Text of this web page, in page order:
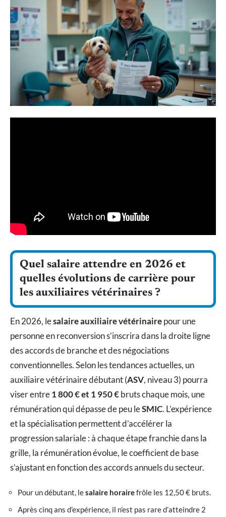
Quel salaire attendre en 2026 et
quelles évolutions de carrière pour
les auxiliaires vétérinaires ?
En 2026, lesalaire auxiliaire vétérinairepour une
personne en reconversion s’inscrira dans la droite ligne
des accords de branche et des négociations
conventionnelles. Selon les tendances actuelles, un
auxiliaire vétérinaire débutant (ASV, niveau 3) pourra
viser entre1 800 € et 1 950 €bruts chaque mois, une
rémunération qui dépasse de peu leSMIC. L’expérience
et la spécialisation permettent d’accélérer la
progression salariale : à chaque étape franchie dans la
grille, la rémunération évolue, le coefficient de base
s’ajustant en fonction des accords annuels du secteur.
Pour un débutant, lesalaire horairefrôle les 12,50 € bruts.
Après cinq ans d’expérience, il n’est pas rare d’atteindre 2